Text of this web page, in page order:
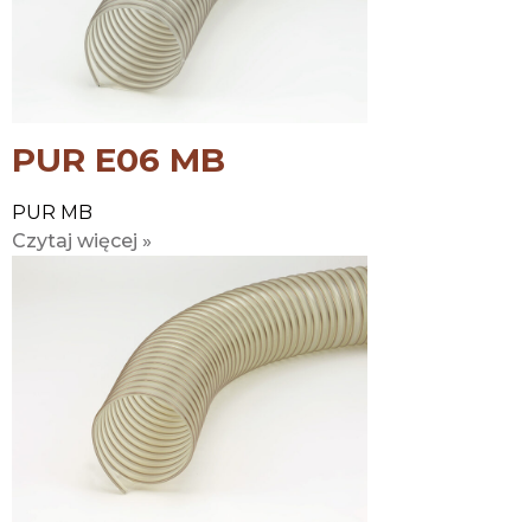
PUR E06 MB
PUR MB
Czytaj więcej »